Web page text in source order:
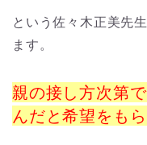
という佐々木正美先
ます。
親の接し方次第
んだと希望をもら